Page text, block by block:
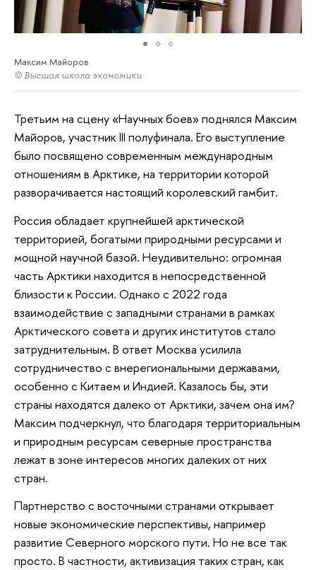
Максим Майоров
© Высшая школа экономики
Третьим на сцену «Научных боев» поднялся Максим
Майоров, участник III полуфинала. Его выступление
было посвящено современным международным
отношениям в Арктике, на территории которой
разворачивается настоящий королевский гамбит.
Россия обладает крупнейшей арктической
территорией, богатыми природными ресурсами и
мощной научной базой. Неудивительно: огромная
часть Арктики находится в непосредственной
близости к России. Однако с 2022 года
взаимодействие с западными странами в рамках
Арктического совета и других институтов стало
затруднительным. В ответ Москва усилила
сотрудничество с внерегиональными державами,
особенно с Китаем и Индией. Казалось бы, эти
страны находятся далеко от Арктики, зачем она им?
Максим подчеркнул, что благодаря территориальным
и природным ресурсам северные пространства
лежат в зоне интересов многих далеких от них
стран.
Партнерство с восточными странами открывает
новые экономические перспективы, например
развитие Северного морского пути. Но не все так
просто. В частности, активизация таких стран, как